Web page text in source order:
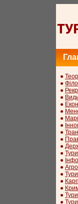
●
●
●
●
●
●
●
●
●
●
●
●
●
●
●
●
●
●
●